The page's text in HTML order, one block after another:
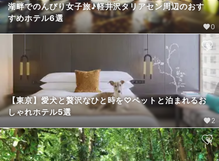
湖畔でのんびり女子旅♪軽井沢タリアセン周辺のおす
すめホテル6選
0
【東京】愛犬と贅沢なひと時を♡ペットと泊まれるお
しゃれホテル5選
2